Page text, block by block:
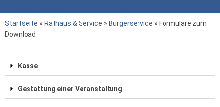
Startseite » Rathaus & Service » Bürgerservice » Formulare zum
Download
Kasse
Gestattung einer Veranstaltung